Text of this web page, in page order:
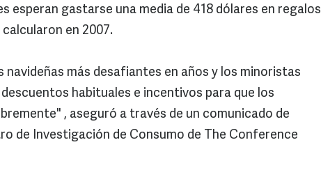
esperan gastarse una media de 418 dólares en regalos
en 2007.
navideñas más desafiantes en años y los minoristas
habituales e incentivos para que los
, aseguró a través de un comunicado de
de Investigación de Consumo de The Conference